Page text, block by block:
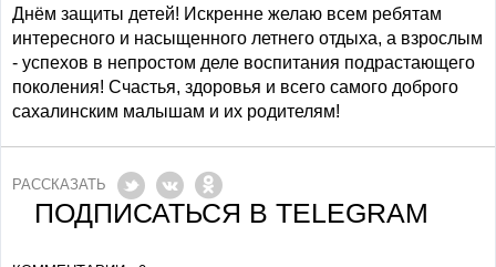
Днём защиты детей! Искренне желаю всем ребятам
интересного и насыщенного летнего отдыха, а взрослым
- успехов в непростом деле воспитания подрастающего
поколения! Счастья, здоровья и всего самого доброго
сахалинским малышам и их родителям!
РАССКАЗАТЬ
ПОДПИСАТЬСЯ В TELEGRAM